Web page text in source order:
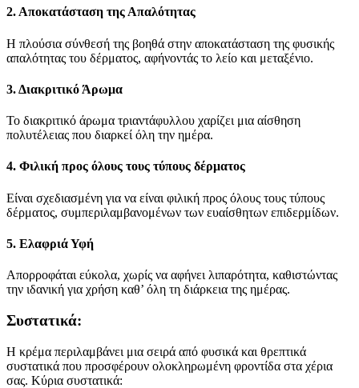
2. Αποκατάσταση της Απαλότητας
Η πλούσια σύνθεσή της βοηθά στην αποκατάσταση της φυσικής
απαλότητας του δέρματος, αφήνοντάς το λείο και μεταξένιο.
3. Διακριτικό Άρωμα
Το διακριτικό άρωμα τριαντάφυλλου χαρίζει μια αίσθηση
πολυτέλειας που διαρκεί όλη την ημέρα.
4. Φιλική προς όλους τους τύπους δέρματος
Είναι σχεδιασμένη για να είναι φιλική προς όλους τους τύπους
δέρματος, συμπεριλαμβανομένων των ευαίσθητων επιδερμίδων.
5. Ελαφριά Υφή
Απορροφάται εύκολα, χωρίς να αφήνει λιπαρότητα, καθιστώντας
την ιδανική για χρήση καθ’ όλη τη διάρκεια της ημέρας.
Συστατικά:
Η κρέμα περιλαμβάνει μια σειρά από φυσικά και θρεπτικά
συστατικά που προσφέρουν ολοκληρωμένη φροντίδα στα χέρια
σας. Κύρια συστατικά: